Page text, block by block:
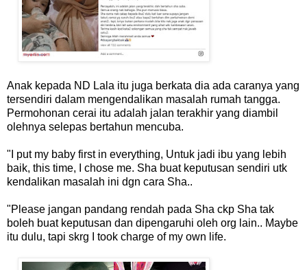
Anak kepada ND Lala itu juga berkata dia ada caranya yang
tersendiri dalam mengendalikan masalah rumah tangga.
Permohonan cerai itu adalah jalan terakhir yang diambil
olehnya selepas bertahun mencuba.
"I put my baby first in everything, Untuk jadi ibu yang lebih
baik, this time, I chose me. Sha buat keputusan sendiri utk
kendalikan masalah ini dgn cara Sha..
"Please jangan pandang rendah pada Sha ckp Sha tak
boleh buat keputusan dan dipengaruhi oleh org lain.. Maybe
itu dulu, tapi skrg I took charge of my own life.